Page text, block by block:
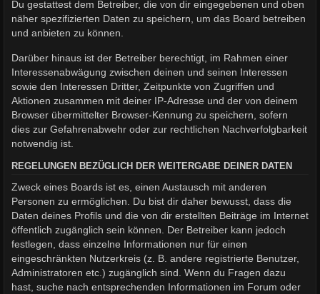
Du gestattest dem Betreiber, die von dir eingegebenen und oben
näher spezifizierten Daten zu speichern, um das Board betreiben
und anbieten zu können.
Darüber hinaus ist der Betreiber berechtigt, im Rahmen einer
Interessenabwägung zwischen deinen und seinen Interessen
sowie den Interessen Dritter, Zeitpunkte von Zugriffen und
Aktionen zusammen mit deiner IP-Adresse und der von deinem
Browser übermittelter Browser-Kennung zu speichern, sofern
dies zur Gefahrenabwehr oder zur rechtlichen Nachverfolgbarkeit
notwendig ist.
REGELUNGEN BEZÜGLICH DER WEITERGABE DEINER DATEN
Zweck eines Boards ist es, einen Austausch mit anderen
Personen zu ermöglichen. Du bist dir daher bewusst, dass die
Daten deines Profils und die von dir erstellten Beiträge im Internet
öffentlich zugänglich sein können. Der Betreiber kann jedoch
festlegen, dass einzelne Informationen nur für einen
eingeschränkten Nutzerkreis (z. B. andere registrierte Benutzer,
Administratoren etc.) zugänglich sind. Wenn du Fragen dazu
hast, suche nach entsprechenden Informationen im Forum oder